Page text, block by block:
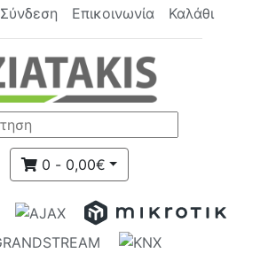
Σύνδεση Επικοινωνία Καλάθι
0 - 0,00€